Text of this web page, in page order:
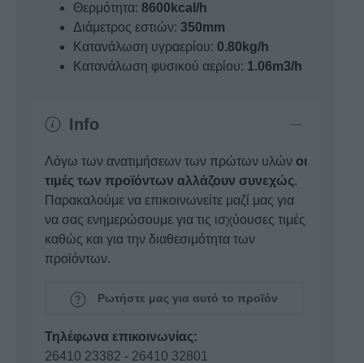
Θερμότητα: 8600kcal/h
Διάμετρος εστιών: 350mm
Κατανάλωση υγραερίου: 0.80kg/h
Κατανάλωση φυσικού αερίου: 1.06m3/h
Info
Λόγω των ανατιμήσεων των πρώτων υλών οι
τιμές των προϊόντων αλλάζουν συνεχώς.
Παρακαλούμε να επικοινωνείτε μαζί μας για
να σας ενημερώσουμε για τις ισχύουσες τιμές
καθώς και για την διαθεσιμότητα των
προϊόντων.
Ρωτήστε μας για αυτό το προϊόν
Τηλέφωνα επικοινωνίας:
26410 23382 - 26410 32801